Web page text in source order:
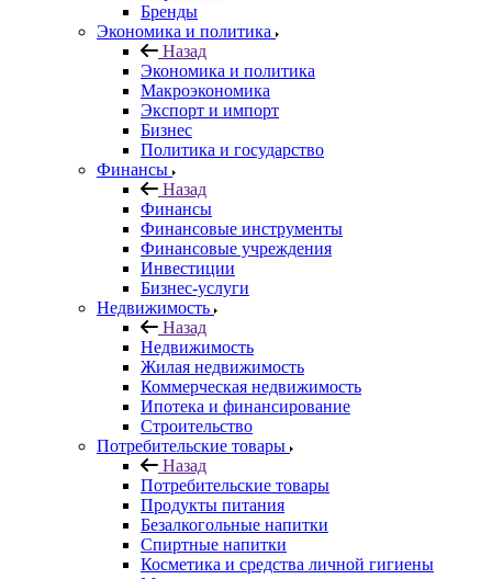
Бренды
Экономика и политика
Назад
Экономика и политика
Макроэкономика
Экспорт и импорт
Бизнес
Политика и государство
Финансы
Назад
Финансы
Финансовые инструменты
Финансовые учреждения
Инвестиции
Бизнес-услуги
Недвижимость
Назад
Недвижимость
Жилая недвижимость
Коммерческая недвижимость
Ипотека и финансирование
Строительство
Потребительские товары
Назад
Потребительские товары
Продукты питания
Безалкогольные напитки
Спиртные напитки
Косметика и средства личной гигиены